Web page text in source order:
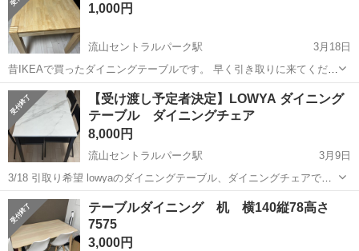
通えます。 ・・＊・・・＊・...
1,000円
流山セントラルパーク駅
3月18日
昔IKEAで買ったダイニングテーブルです。 早く引き取りに来てくださ
る方にお譲りします。よろしくお願いします。
千葉 流山市 流山セントラルパーク駅 テーブル
ダイニング
【受け渡し予定者決定】LOWYA ダイニング
テーブル ダイニングチェア
8,000円
流山セントラルパーク駅
3月9日
3/18 引取り希望 lowyaのダイニングテーブル、ダイニングチェアで
す。 3年ほど前に購入しています。 数箇所写真のような傷があります
が、テーブル用のシートを敷いていたため全体的に綺麗な状態だと思
います。 テーブルサ...
千葉 流山市 流山セントラルパーク駅 テーブル
ダイニング
テーブルダイニング 机 横140縦78高さ
7575
3,000円